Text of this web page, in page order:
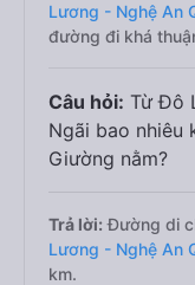
Lương - Nghệ An
đường đi khá
Câu hỏi: Từ Đô
Ngãi bao nhiêu
Giường nằm?
Trả lời: Đường di
Lương - Nghệ An
km.